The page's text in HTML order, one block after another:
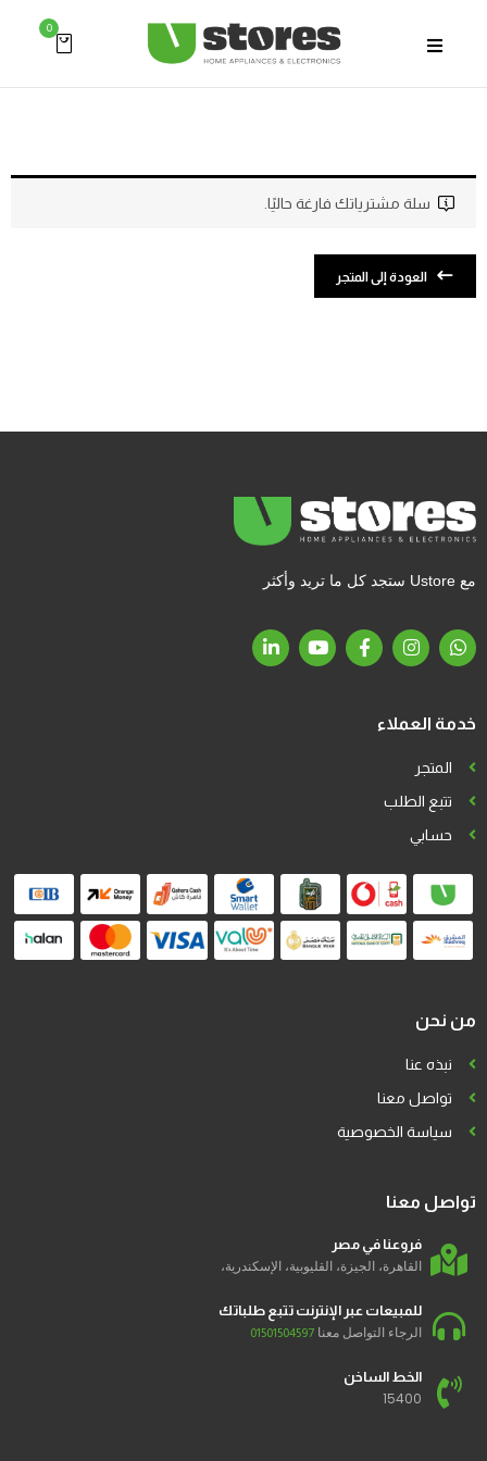
0
سلة مشترياتك فارغة حاليًا.
العودة إلى المتجر
مع Ustore ستجد كل ما تريد وأكثر
خدمة العملاء
المتجر
تتبع الطلب
حسابي
من نحن
نبذه عنا
تواصل معنا
سياسة الخصوصية
تواصل معنا
فروعنا في مصر
القاهرة، الجيزة، القليوبية، الإسكندرية،
للمبيعات عبر الإنترنت تتبع طلباتك
الرجاء التواصل معنا 01501504597
الخط الساخن
15400